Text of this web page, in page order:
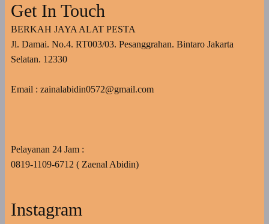
Get In Touch
BERKAH JAYA ALAT PESTA
Jl. Damai. No.4. RT003/03. Pesanggrahan. Bintaro Jakarta
Selatan. 12330
Email : zainalabidin0572@gmail.com
Pelayanan 24 Jam :
0819-1109-6712 ( Zaenal Abidin)
Instagram